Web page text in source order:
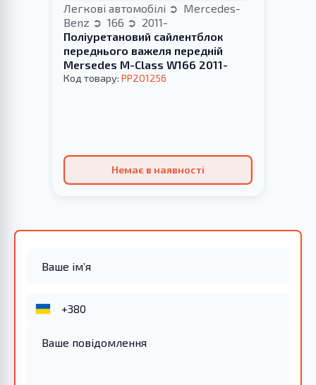
Легкові автомобілі
Mercedes-
Benz
166
2011-
Поліуретановий сайлентблок
переднього важеля передній
Mersedes M-Class W166 2011-
Код товару: PP201256
Немає в наявності